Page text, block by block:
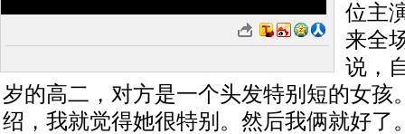
位主
来全
说，
岁的高二，对方是一个头发特别短的女孩
绍，我就觉得她很特别。然后我俩就好了